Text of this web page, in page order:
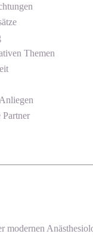
Themen
Partner
modernen